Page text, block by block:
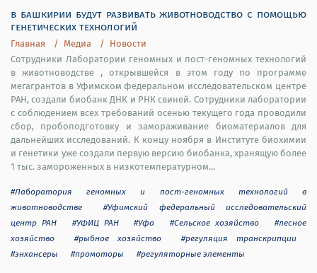
в башкирии будут развивать животноводство с помощью
генетических технологий
Главная Медиа
Новости
Сотрудники Лаборатории геномных и пост-геномных технологий
в животноводстве , открывшейся в этом году по программе
мегагрантов в Уфимском федеральном исследовательском центре
РАН, создали биобанк ДНК и РНК свиней. Сотрудники лаборатории
с соблюдением всех требований осенью текущего года проводили
сбор, пробоподготовку и замораживание биоматериалов для
дальнейших исследований. К концу ноября в Институте биохимии
и генетики уже создали первую версию биобанка, хранящую более
1 тыс. замороженных в низкотемпературном...
#Лаборатория геномных и пост-геномных технологий в
животноводстве
#Уфимский федеральный исследовательский
центр РАН
#УФИЦ РАН #Уфа #Сельское хозяйство
#лесное
хозяйство
#рыбное хозяйство
#регуляция транскрипции
#энхансеры
#промоторы #регуляторные элементы